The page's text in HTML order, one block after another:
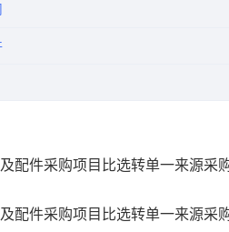
配件采购项目比选转单一来源采
配件采购项目 比选转单一来源采